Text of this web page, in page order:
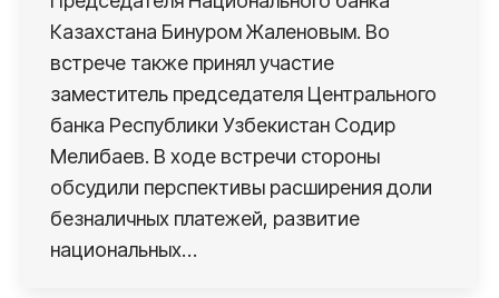
Казахстана Бинуром Жаленовым. Во
встрече также принял участие
заместитель председателя Центрального
банка Республики Узбекистан Содир
Мелибаев. В ходе встречи стороны
обсудили перспективы расширения доли
безналичных платежей, развитие
национальных…